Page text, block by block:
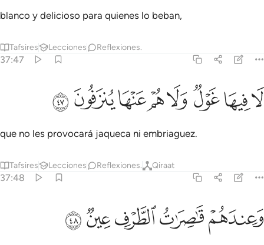
blanco y delicioso para quienes lo beban,
Tafsires Lecciones Reflexiones.
37:47
لا فيها غول ولا هم عنها ينزفون ٤٧
لَا فِيهَا غَوْلٌۭ وَلَا هُمْ عَنْهَا يُنزَفُونَ ٤٧
ﳆﳇﳈﳉﳊﳋﳌﳍ
que no les provocará jaqueca ni embriaguez.
Tafsires Lecciones Reflexiones. Qiraat
37:48
وعندهم قاصرات الطرف عين ٤٨
وَعِندَهُمْ قَـٰصِرَٰتُ ٱلطَّرْفِ عِينٌۭ ٤٨
ﳎﳏﳐﳑﳒ